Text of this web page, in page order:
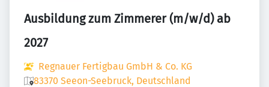
Ausbildung zum Zimmerer (m/w/d) ab
2027
Regnauer Fertigbau GmbH & Co. KG
83370 Seeon-Seebruck, Deutschland